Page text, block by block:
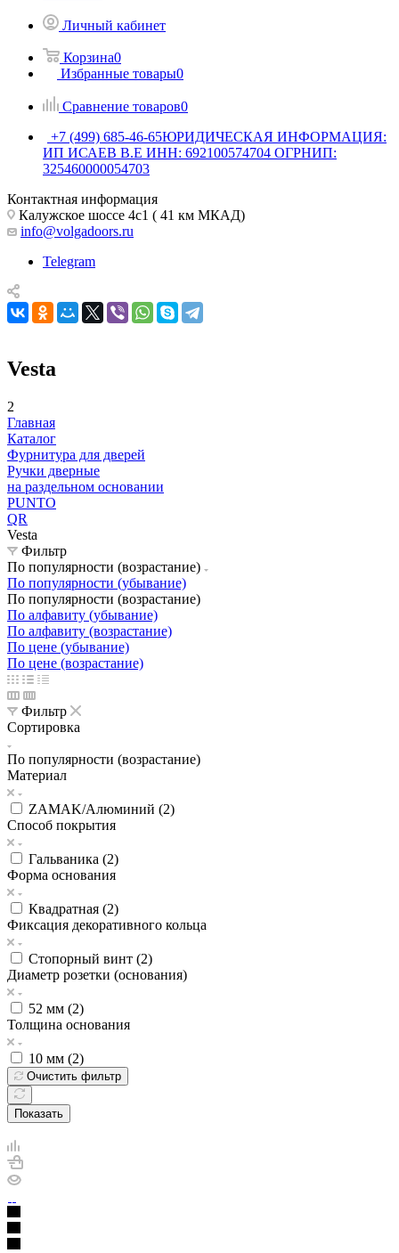
Личный кабинет
Корзина0
Избранные товары0
Сравнение товаров0
+7 (499) 685-46-65ЮРИДИЧЕСКАЯ ИНФОРМАЦИЯ:
ИП ИСАЕВ В.Е ИНН: 692100574704 ОГРНИП:
325460000054703
Контактная информация
Калужское шоссе 4с1 ( 41 км МКАД)
info@volgadoors.ru
Telegram
Vesta
2
Главная
Каталог
Фурнитура для дверей
Ручки дверные
на раздельном основании
PUNTO
QR
Vesta
Фильтр
По популярности (возрастание)
По популярности (убывание)
По популярности (возрастание)
По алфавиту (убывание)
По алфавиту (возрастание)
По цене (убывание)
По цене (возрастание)
Фильтр
Сортировка
По популярности (возрастание)
Материал
ZAMAK/Алюминий (2)
Способ покрытия
Гальваника (2)
Форма основания
Квадратная (2)
Фиксация декоративного кольца
Стопорный винт (2)
Диаметр розетки (основания)
52 мм (2)
Толщина основания
10 мм (2)
Очистить фильтр
Показать